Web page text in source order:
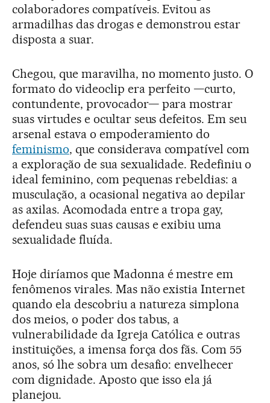
colaboradores compatíveis. Evitou as
armadilhas das drogas e demonstrou estar
disposta a suar.
Chegou, que maravilha, no momento justo. O
formato do videoclip era perfeito —curto,
contundente, provocador— para mostrar
suas virtudes e ocultar seus defeitos. Em seu
arsenal estava o empoderamiento do
feminismo, que considerava compatível com
a exploração de sua sexualidade. Redefiniu o
ideal feminino, com pequenas rebeldias: a
musculação, a ocasional negativa ao depilar
as axilas. Acomodada entre a tropa gay,
defendeu suas suas causas e exibiu uma
sexualidade fluída.
Hoje diríamos que Madonna é mestre em
fenômenos virales. Mas não existia Internet
quando ela descobriu a natureza simplona
dos meios, o poder dos tabus, a
vulnerabilidade da Igreja Católica e outras
instituições, a imensa força dos fãs. Com 55
anos, só lhe sobra um desafio: envelhecer
com dignidade. Aposto que isso ela já
planejou.